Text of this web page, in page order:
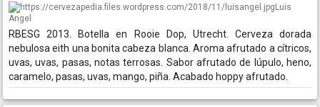
Luis
Angel
RBESG 2013. Botella en Rooie Dop, Utrecht. Cerveza dorada
nebulosa eith una bonita cabeza blanca. Aroma afrutado a cítricos,
uvas, uvas, pasas, notas terrosas. Sabor afrutado de lúpulo, heno,
caramelo, pasas, uvas, mango, piña. Acabado hoppy afrutado.